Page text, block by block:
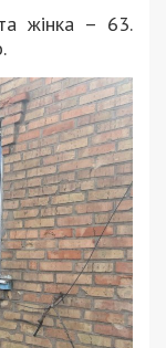
жінка – 63.